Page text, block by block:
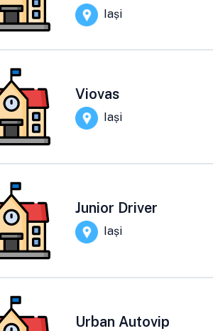
Iași
Viovas
Iași
Junior Driver
Iași
Urban Autovip